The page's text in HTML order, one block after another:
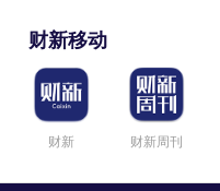
财新移动
财新 财新周刊